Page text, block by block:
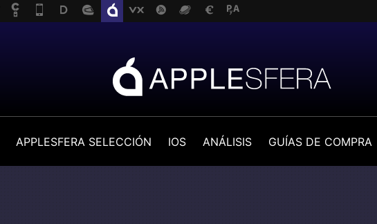
APPLESFERA SELECCIÓN IOS ANÁLISIS GUÍAS DE COMPRA